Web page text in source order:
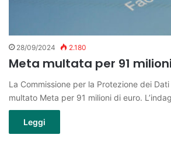
28/09/2024 2.180
Meta multata per 91
La Commissione per la Protezione dei
multato Meta per 91 milioni di euro.
Leggi